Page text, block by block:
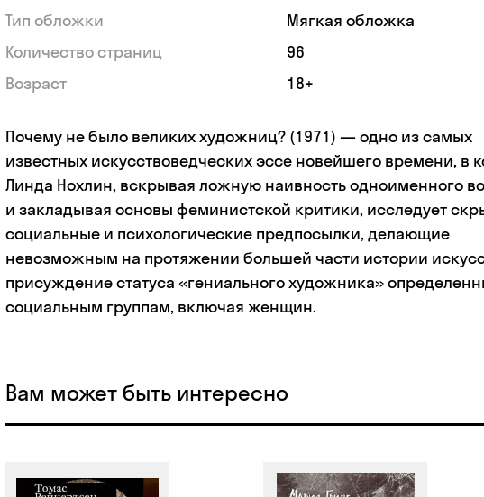
Тип обложки
Мягкая обложка
Количество страниц
96
Возраст
18+
Почему не было великих художниц? (1971) — одно из самых
известных искусствоведческих эссе новейшего времени, в
Линда Нохлин, вскрывая ложную наивность одноименного
и закладывая основы феминистской критики, исследует
социальные и психологические предпосылки, делающие
невозможным на протяжении большей части истории
присуждение статуса «гениального художника»
социальным группам, включая женщин.
Вам может быть интересно